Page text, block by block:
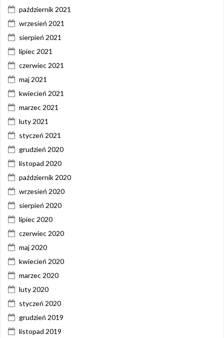
październik 2021
wrzesień 2021
sierpień 2021
lipiec 2021
czerwiec 2021
maj 2021
kwiecień 2021
marzec 2021
luty 2021
styczeń 2021
grudzień 2020
listopad 2020
październik 2020
wrzesień 2020
sierpień 2020
lipiec 2020
czerwiec 2020
maj 2020
kwiecień 2020
marzec 2020
luty 2020
styczeń 2020
grudzień 2019
listopad 2019